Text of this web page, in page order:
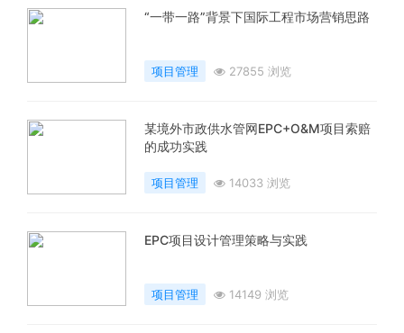
“一带一路”背景下国际工程市场营销思路
项目管理 27855 浏览
某境外市政供水管网EPC+O&M项目索赔
的成功实践
项目管理 14033 浏览
EPC项目设计管理策略与实践
项目管理 14149 浏览